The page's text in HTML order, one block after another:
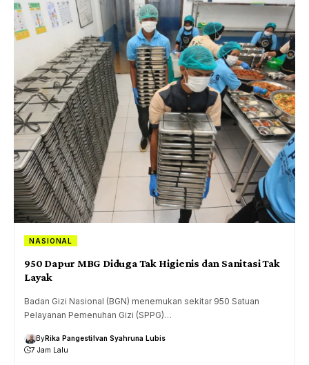
NASIONAL
950 Dapur MBG Diduga Tak Higienis dan Sanitasi Tak
Layak
Badan Gizi Nasional (BGN) menemukan sekitar 950 Satuan
Pelayanan Pemenuhan Gizi (SPPG)…
ByRika PangestiIvan Syahruna Lubis
7 Jam Lalu